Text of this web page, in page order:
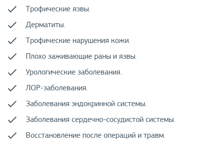
Трофические язвы.
Дерматиты.
Трофические нарушения кожи.
Плохо заживающие раны и язвы.
Урологические заболевания.
ЛОР-заболевания.
Заболевания эндокринной системы.
Заболевания сердечно-сосудистой системы.
Восстановление после операций и травм.